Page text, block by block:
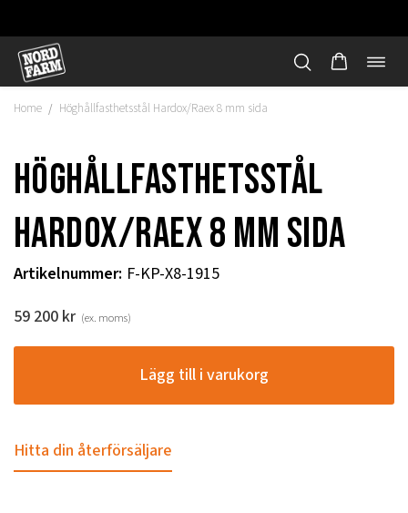
Hoppa
innehåll
Home / Höghållfasthetsstål Hardox/Raex 8 mm sida
Höghållfasthetsstål
Hardox/Raex 8 mm sida
Artikelnummer: F-KP-X8-1915
59 200 kr (ex. moms)
Lägg till i varukorg
Hitta din återförsäljare